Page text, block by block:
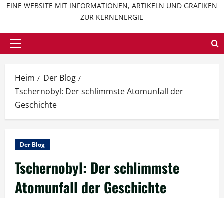
EINE WEBSITE MIT INFORMATIONEN, ARTIKELN UND GRAFIKEN
ZUR KERNENERGIE
Hauptmenü
Heim
Der Blog
Tschernobyl: Der schlimmste Atomunfall der
Geschichte
Der Blog
Tschernobyl: Der schlimmste
Atomunfall der Geschichte